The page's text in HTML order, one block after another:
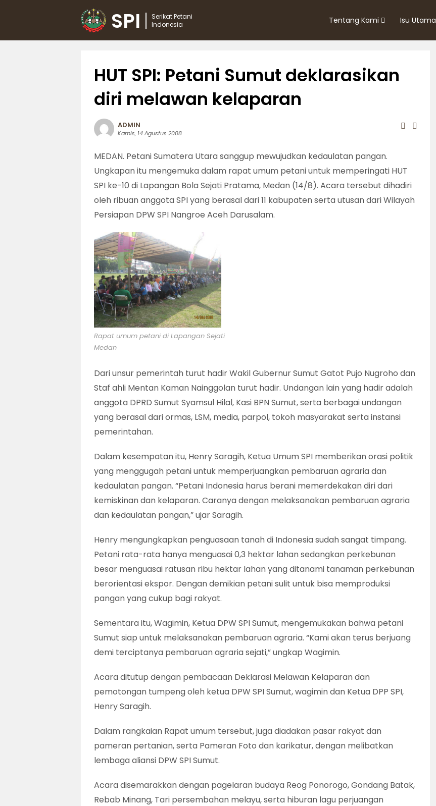
SPI
Serikat Petani
Indonesia
Tentang Kami Isu Utama
HUT SPI: Petani Sumut deklarasikan
diri melawan kelaparan
ADMIN
Kamis, 14 Agustus 2008
MEDAN. Petani Sumatera Utara sanggup mewujudkan kedaulatan pangan.
Ungkapan itu mengemuka dalam rapat umum petani untuk memperingati HUT
SPI ke-10 di Lapangan Bola Sejati Pratama, Medan (14/8). Acara tersebut dihadiri
oleh ribuan anggota SPI yang berasal dari 11 kabupaten serta utusan dari Wilayah
Persiapan DPW SPI Nangroe Aceh Darusalam.
Rapat umum petani di Lapangan Sejati
Medan
Dari unsur pemerintah turut hadir Wakil Gubernur Sumut Gatot Pujo Nugroho dan
Staf ahli Mentan Kaman Nainggolan turut hadir. Undangan lain yang hadir adalah
anggota DPRD Sumut Syamsul Hilal, Kasi BPN Sumut, serta berbagai undangan
yang berasal dari ormas, LSM, media, parpol, tokoh masyarakat serta instansi
pemerintahan.
Dalam kesempatan itu, Henry Saragih, Ketua Umum SPI memberikan orasi politik
yang menggugah petani untuk memperjuangkan pembaruan agraria dan
kedaulatan pangan. “Petani Indonesia harus berani memerdekakan diri dari
kemiskinan dan kelaparan. Caranya dengan melaksanakan pembaruan agraria
dan kedaulatan pangan,” ujar Saragih.
Henry mengungkapkan penguasaan tanah di Indonesia sudah sangat timpang.
Petani rata-rata hanya menguasai 0,3 hektar lahan sedangkan perkebunan
besar menguasai ratusan ribu hektar lahan yang ditanami tanaman perkebunan
berorientasi ekspor. Dengan demikian petani sulit untuk bisa memproduksi
pangan yang cukup bagi rakyat.
Sementara itu, Wagimin, Ketua DPW SPI Sumut, mengemukakan bahwa petani
Sumut siap untuk melaksanakan pembaruan agraria. “Kami akan terus berjuang
demi terciptanya pembaruan agraria sejati,” ungkap Wagimin.
Acara ditutup dengan pembacaan Deklarasi Melawan Kelaparan dan
pemotongan tumpeng oleh ketua DPW SPI Sumut, wagimin dan Ketua DPP SPI,
Henry Saragih.
Dalam rangkaian Rapat umum tersebut, juga diadakan pasar rakyat dan
pameran pertanian, serta Pameran Foto dan karikatur, dengan melibatkan
lembaga aliansi DPW SPI Sumut.
Acara disemarakkan dengan pagelaran budaya Reog Ponorogo, Gondang Batak,
Rebab Minang, Tari persembahan melayu, serta hiburan lagu perjuangan